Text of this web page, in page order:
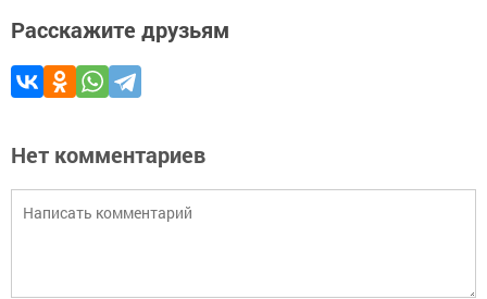
Расскажите друзьям
Нет комментариев